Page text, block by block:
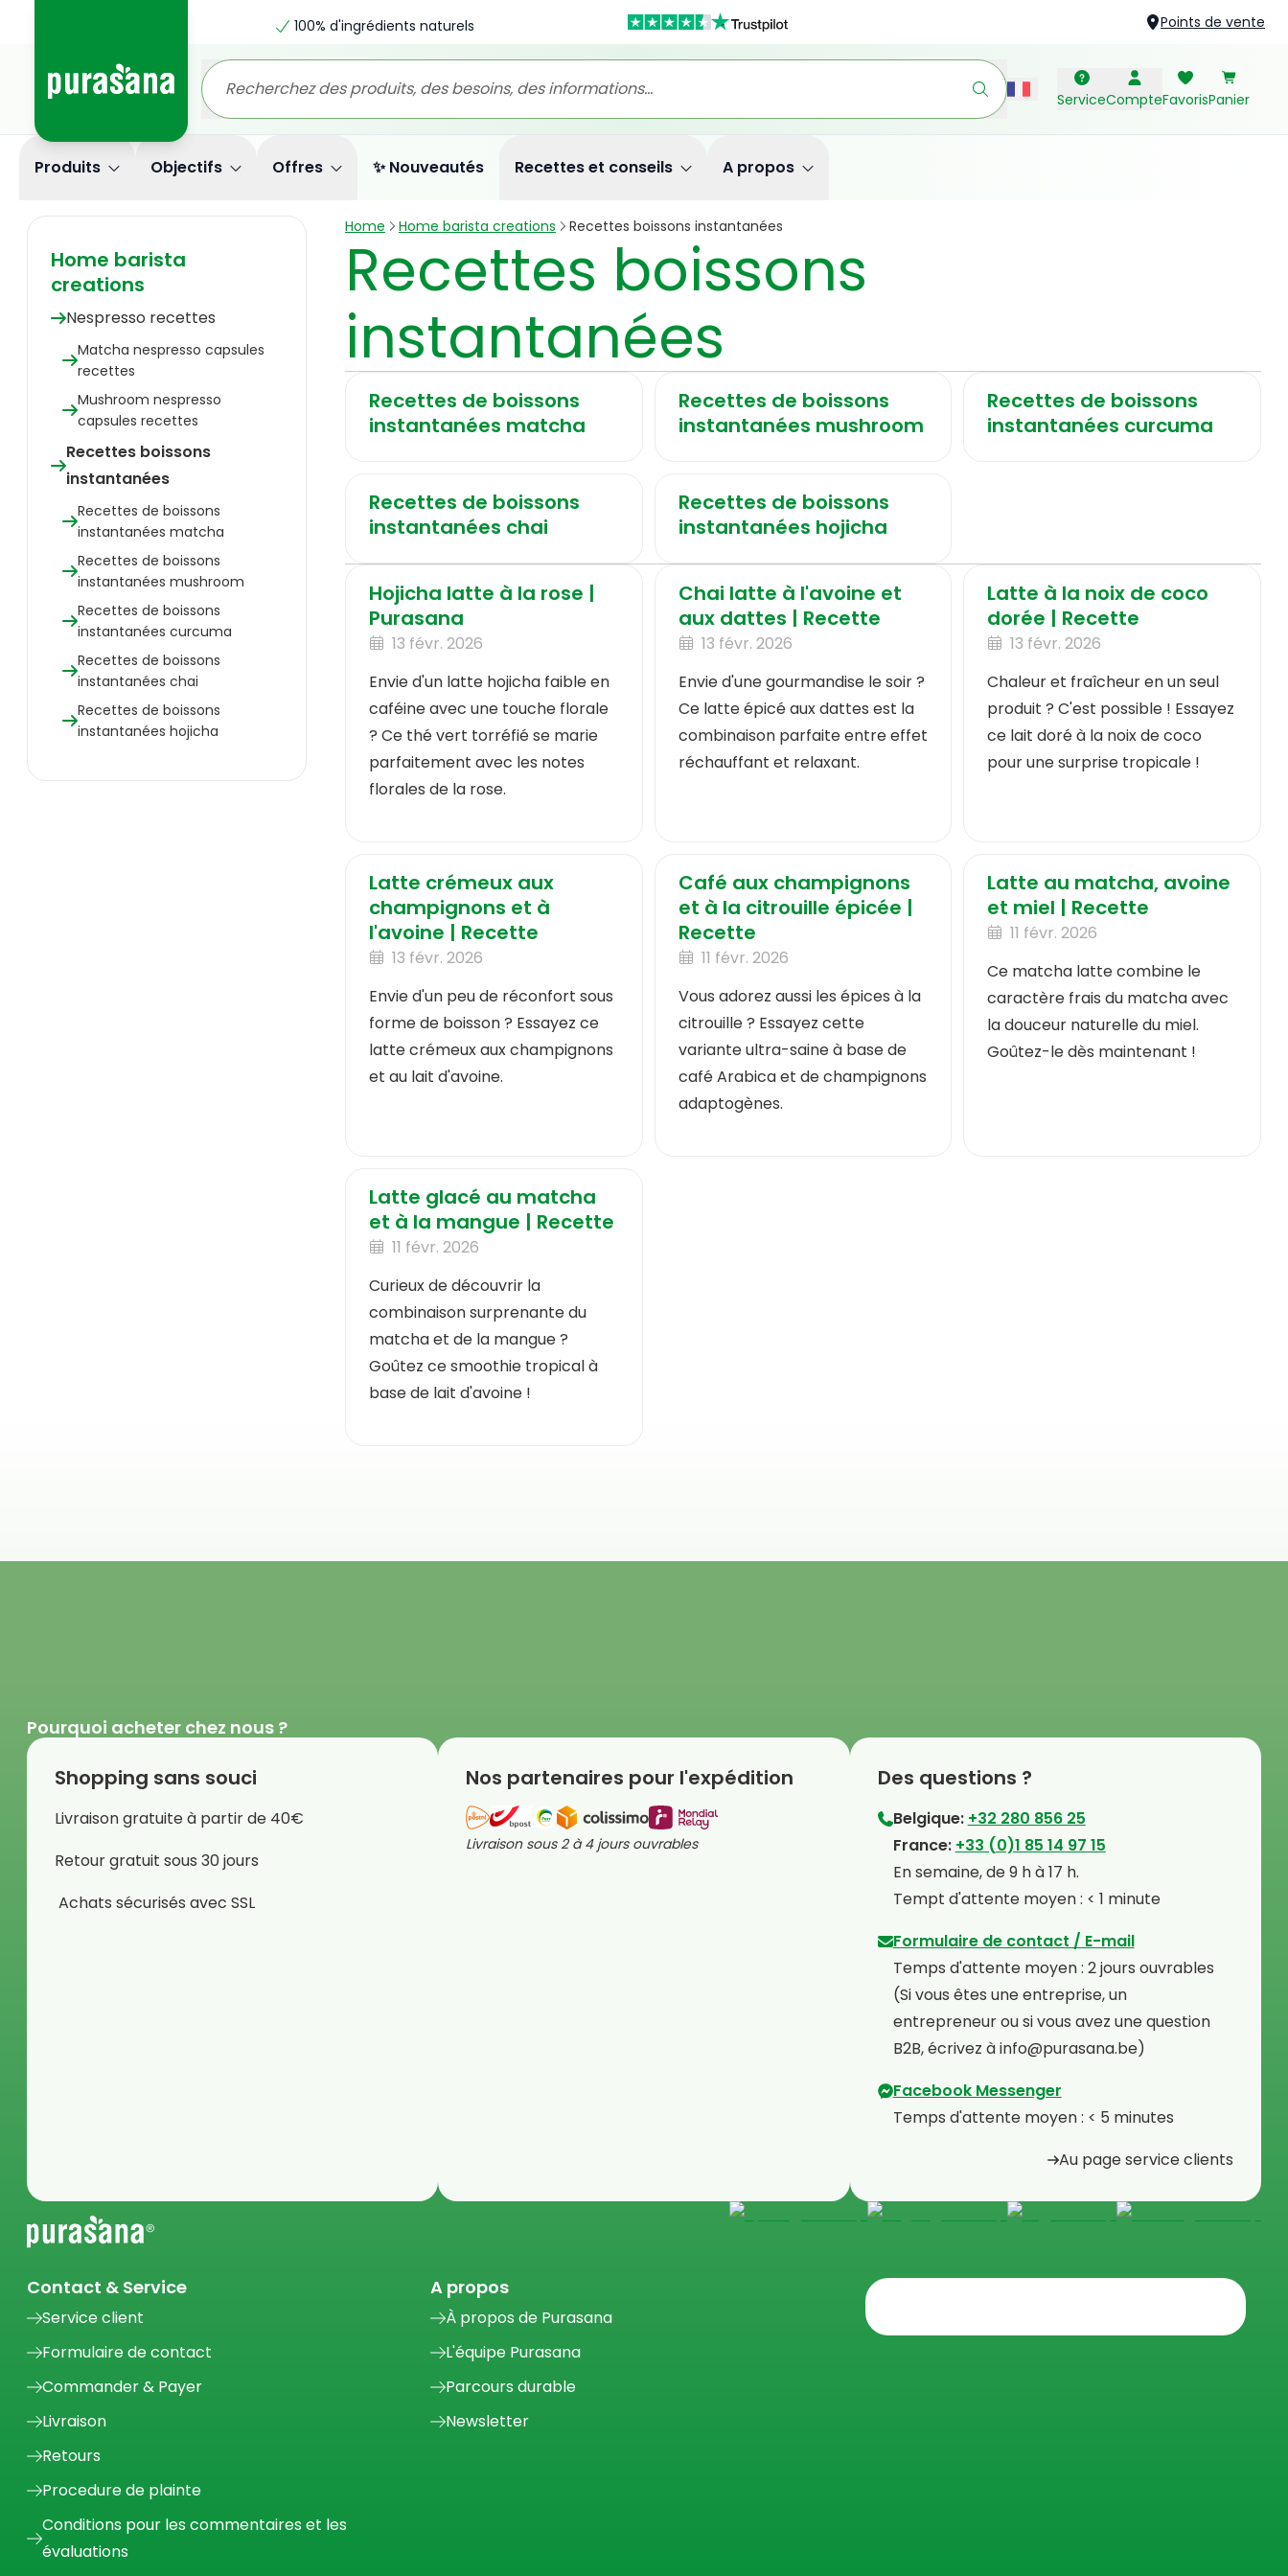
100% d'ingrédients naturels Points de vente
ServiceCompteFavorisPanier
Produits Objectifs Offres ✨ Nouveautés Recettes et conseils A propos
Home barista
creations
Nespresso recettes
Matcha nespresso capsules
recettes
Mushroom nespresso
capsules recettes
Recettes boissons
instantanées
Recettes de boissons
instantanées matcha
Recettes de boissons
instantanées mushroom
Recettes de boissons
instantanées curcuma
Recettes de boissons
instantanées chai
Recettes de boissons
instantanées hojicha
Home Home barista creations Recettes boissons instantanées
Recettes boissons
instantanées
Recettes de boissons
instantanées matcha
Recettes de boissons
instantanées mushroom
Recettes de boissons
instantanées curcuma
Recettes de boissons
instantanées chai
Recettes de boissons
instantanées hojicha
Hojicha latte à la rose |
Purasana
13 févr. 2026
Envie d'un latte hojicha faible en
caféine avec une touche florale
? Ce thé vert torréfié se marie
parfaitement avec les notes
florales de la rose.
Chai latte à l'avoine et
aux dattes | Recette
13 févr. 2026
Envie d'une gourmandise le soir ?
Ce latte épicé aux dattes est la
combinaison parfaite entre effet
réchauffant et relaxant.
Latte à la noix de coco
dorée | Recette
13 févr. 2026
Chaleur et fraîcheur en un seul
produit ? C'est possible ! Essayez
ce lait doré à la noix de coco
pour une surprise tropicale !
Latte crémeux aux
champignons et à
l'avoine | Recette
13 févr. 2026
Envie d'un peu de réconfort sous
forme de boisson ? Essayez ce
latte crémeux aux champignons
et au lait d'avoine.
Café aux champignons
et à la citrouille épicée |
Recette
11 févr. 2026
Vous adorez aussi les épices à la
citrouille ? Essayez cette
variante ultra-saine à base de
café Arabica et de champignons
adaptogènes.
Latte au matcha, avoine
et miel | Recette
11 févr. 2026
Ce matcha latte combine le
caractère frais du matcha avec
la douceur naturelle du miel.
Goûtez-le dès maintenant !
Latte glacé au matcha
et à la mangue | Recette
11 févr. 2026
Curieux de découvrir la
combinaison surprenante du
matcha et de la mangue ?
Goûtez ce smoothie tropical à
base de lait d'avoine !
Pourquoi acheter chez nous ?
Shopping sans souci
Livraison gratuite à partir de 40€
Retour gratuit sous 30 jours
Achats sécurisés avec SSL
Nos partenaires pour l'expédition
Livraison sous 2 à 4 jours ouvrables
Des questions ?
Belgique: +32 280 856 25
⁠France: +33 (0)1 85 14 97 15
⁠En semaine, de 9 h à 17 h.
⁠Tempt d'attente moyen : < 1 minute
Formulaire de contact / E-mail
Temps d'attente moyen : 2 jours ouvrables
⁠(Si vous êtes une entreprise, un
entrepreneur ou si vous avez une question
B2B, écrivez à info@purasana.be)
Facebook Messenger
Temps d'attente moyen : < 5 minutes
Au page service clients
Contact & Service
Service client
Formulaire de contact
Commander & Payer
Livraison
Retours
Procedure de plainte
Conditions pour les commentaires et les
évaluations
A propos
À propos de Purasana
L'équipe Purasana
Parcours durable
Newsletter